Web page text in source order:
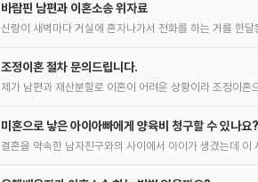
바람핀 남편과 이혼소송 위자료
신랑이 새벽마다 거실에 혼자나가서 전화를 하는 거를 한
조정이혼 절차 문의드립니다.
제가 남편과 재산분할로 이혼이 어려운 상황이라 조정이
미혼으로 낳은 아이아빠에게 양육비 청구할 수 있나요?
결혼을 약속한 남자친구와의 사이에서 아이가 생겼는데